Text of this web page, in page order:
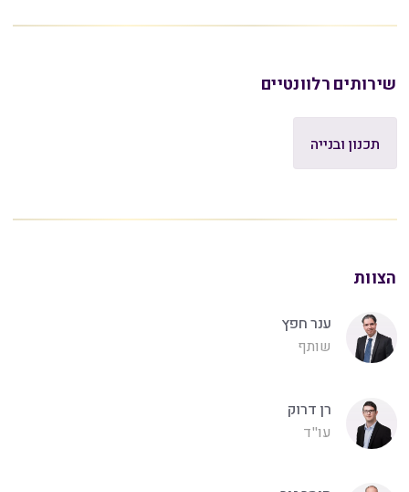
שירותים רלוונטיים
תכנון ובנייה
הצוות
ענר חפץ
שותף
רן דרוק
עו"ד